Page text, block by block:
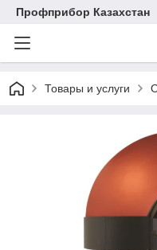
Профприбор Казахстан
Товары и услуги